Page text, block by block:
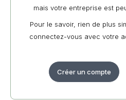
mais votre entreprise est
Pour le savoir, rien de plus
connectez-vous avec votre
Créer un compte